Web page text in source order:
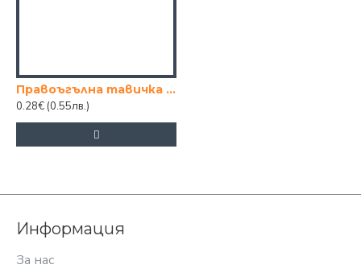
Правоъгълна тавичка от алуминиево фолио 200х150 мм – за готвене и съхранение
0.28€ (0.55лв.)
Информация
За нас